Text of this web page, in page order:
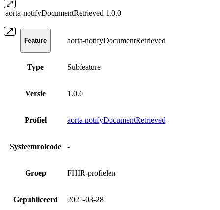
aorta-notifyDocumentRetrieved 1.0.0
Feature aorta-notifyDocumentRetrieved
Type Subfeature
Versie 1.0.0
Profiel aorta-notifyDocumentRetrieved
Systeemrolcode -
Groep FHIR-profielen
Gepubliceerd 2025-03-28